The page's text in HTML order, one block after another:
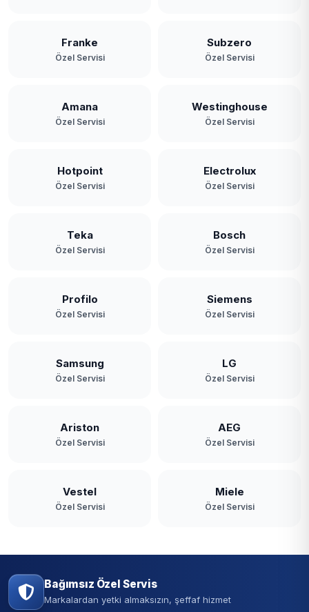
Franke
Özel Servisi
Subzero
Özel Servisi
Amana
Özel Servisi
Westinghouse
Özel Servisi
Hotpoint
Özel Servisi
Electrolux
Özel Servisi
Teka
Özel Servisi
Bosch
Özel Servisi
Profilo
Özel Servisi
Siemens
Özel Servisi
Samsung
Özel Servisi
LG
Özel Servisi
Ariston
Özel Servisi
AEG
Özel Servisi
Vestel
Özel Servisi
Miele
Özel Servisi
Bağımsız Özel Servis
Markalardan yetki almaksızın, şeffaf hizmet